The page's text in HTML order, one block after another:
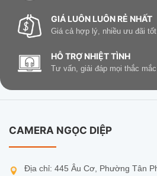
GIÁ LUÔN LUÔN RẺ NHẤT
Giá cả hợp lý, nhiều ưu đãi tốt
HỖ TRỢ NHIỆT TÌNH
Tư vấn, giải đáp mọi thắc mắc
CAMERA NGỌC DIỆP
Địa chỉ: 445 Âu Cơ, Phường Tân